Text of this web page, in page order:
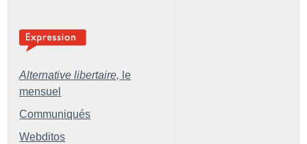
Alternative libertaire, le
mensuel
Communiqués
Webditos